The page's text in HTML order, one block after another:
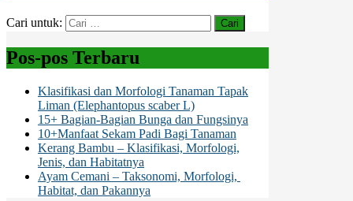
Cari untuk:
Pos-pos Terbaru
Klasifikasi dan Morfologi Tanaman Tapak
Liman (Elephantopus scaber L)
15+ Bagian-Bagian Bunga dan Fungsinya
10+Manfaat Sekam Padi Bagi Tanaman
Kerang Bambu – Klasifikasi, Morfologi,
Jenis, dan Habitatnya
Ayam Cemani – Taksonomi, Morfologi,
Habitat, dan Pakannya